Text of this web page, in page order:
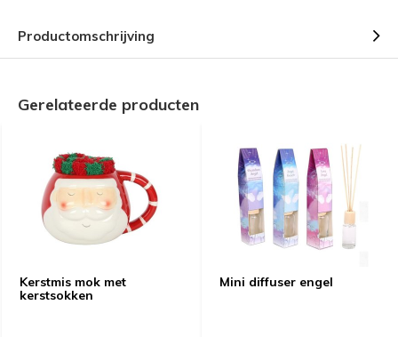
Productomschrijving
Gerelateerde producten
Kerstmis mok met
kerstsokken
Mini diffuser engel